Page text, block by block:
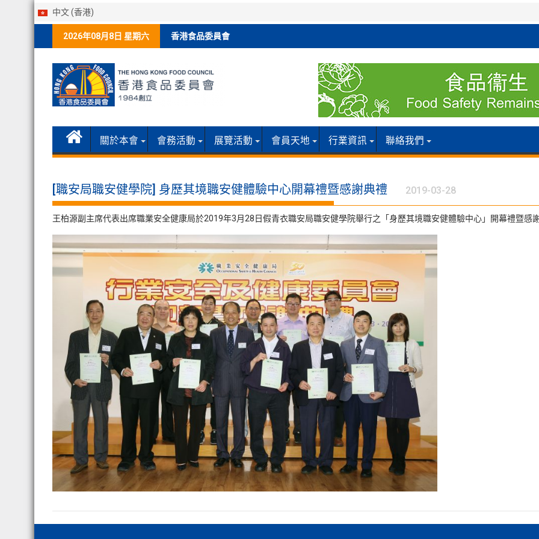
中文 (香港)
2026年08月8日 星期六 香港食品委員會
關於本會 會務活動 展覽活動 會員天地 行業資訊 聯絡我們
[職安局職安健學院] 身歷其境職安健體驗中心開幕禮暨感謝典禮 2019-03-28
王柏源副主席代表出席職業安全健康局於2019年3月28日假青衣職安局職安健學院舉行之「身歷其境職安健體驗中心」開幕禮暨感